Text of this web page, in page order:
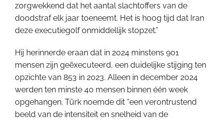
zorgwekkend dat het aantal slachtoffers van de
doodstraf elk jaar toeneemt. Het is hoog tijd dat Iran
deze executiegolf onmiddellijk stopzet.”
Hij herinnerde eraan dat in 2024 minstens 901
mensen zijn geëxecuteerd, een duidelijke stijging ten
opzichte van 853 in 2023. Alleen in december 2024
werden ten minste 40 mensen binnen één week
opgehangen. Türk noemde dit “een verontrustend
beeld van de intensiteit en snelheid van de